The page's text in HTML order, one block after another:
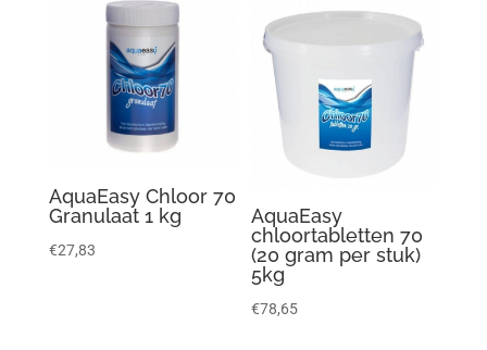
AquaEasy Chloor 70
Granulaat 1 kg
€27,83
AquaEasy
chloortabletten 70
(20 gram per stuk)
5kg
€78,65